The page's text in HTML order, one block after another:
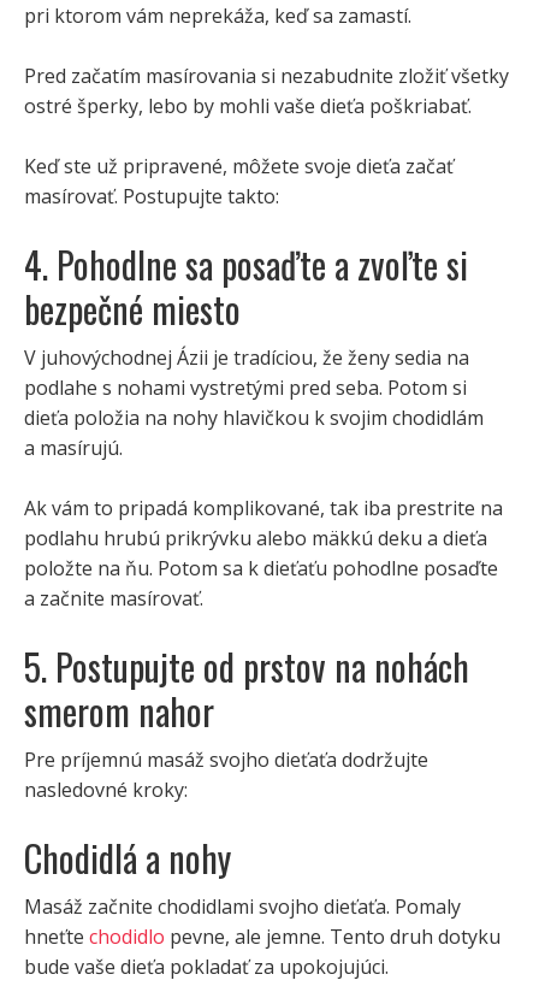
pri ktorom vám neprekáža, keď sa zamastí.
Pred začatím masírovania si nezabudnite zložiť všetky
ostré šperky, lebo by mohli vaše dieťa poškriabať.
Keď ste už pripravené, môžete svoje dieťa začať
masírovať. Postupujte takto:
4. Pohodlne sa posaďte a zvoľte si
bezpečné miesto
V juhovýchodnej Ázii je tradíciou, že ženy sedia na
podlahe s nohami vystretými pred seba. Potom si
dieťa položia na nohy hlavičkou k svojim chodidlám
a masírujú.
Ak vám to pripadá komplikované, tak iba prestrite na
podlahu hrubú prikrývku alebo mäkkú deku a dieťa
položte na ňu. Potom sa k dieťaťu pohodlne posaďte
a začnite masírovať.
5. Postupujte od prstov na nohách
smerom nahor
Pre príjemnú masáž svojho dieťaťa dodržujte
nasledovné kroky:
Chodidlá a nohy
Masáž začnite chodidlami svojho dieťaťa. Pomaly
hneťte chodidlo pevne, ale jemne. Tento druh dotyku
bude vaše dieťa pokladať za upokojujúci.